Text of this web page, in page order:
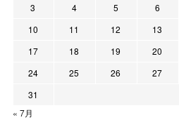
« 7月
3
4 5 6
10
11 12 13
17
18 19 20
24
25 26 27
31